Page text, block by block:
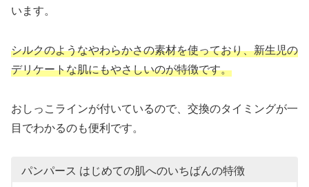
います。
シルクのようなやわらかさの素材を使っており、新生児の
デリケートな肌にもやさしいのが特徴です。
おしっこラインが付いているので、交換のタイミングが一
目でわかるのも便利です。
パンパース はじめての肌へのいちばんの特徴